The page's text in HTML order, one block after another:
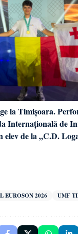
la Timișoara.
Internațională de
de la „C.D.
EUROSON 2026 UMF